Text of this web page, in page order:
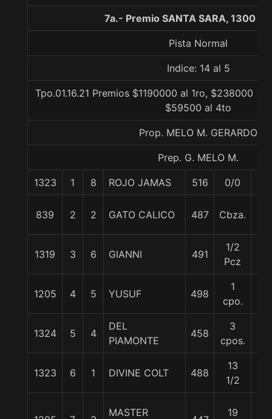
7a.- Premio SANTA SARA, 1300
Pista Normal
Indice: 14 al 5
Tpo.01.16.21 Premios $1190000 al 1ro, $238000 al
$59500 al 4to
Prop. MELO M. GERARDO
Prep. G. MELO M.
1323 1 8 ROJO JAMAS 516 0/0
839 2 2 GATO CALICO 487 Cbza.
1319 3 6 GIANNI 491
1/2
Pcz
1205 4 5 YUSUF 498
1
cpo.
1324 5 4
DEL
PIAMONTE
458
3
cpos.
1323 6 1 DIVINE COLT 488
13
1/2
MASTER 19